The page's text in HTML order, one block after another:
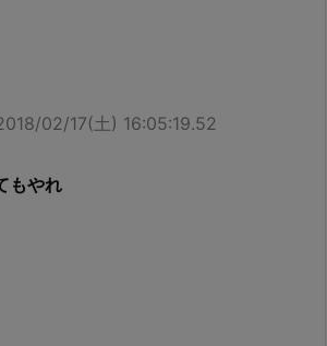
02/17(土) 16:05:19.52
もやれ